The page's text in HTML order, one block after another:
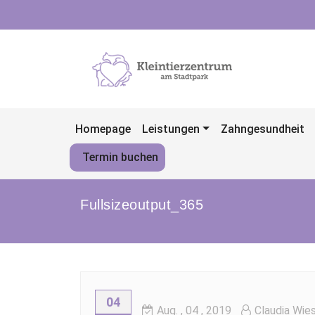
Homepage Leistungen Zahngesundheit
Termin buchen
Fullsizeoutput_365
04
Aug. , 04 , 2019 Claudia